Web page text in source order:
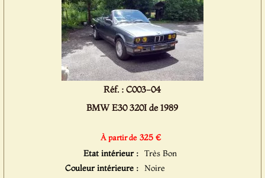
Réf. : C003-04
BMW E30 320I de 1989
À partir de 325 €
Etat intérieur : Très Bon
Couleur intérieure : Noire